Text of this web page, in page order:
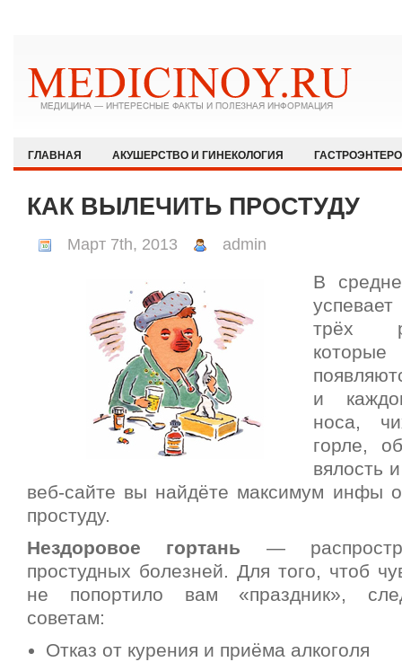
ГЛАВНАЯ АКУШЕРСТВО И ГИНЕКОЛОГИЯ
КАРДИОЛОГИЯ
МЕДИЦИНА И ОБЩЕСТВО
НЕВРОЛОГИЯ
ОФТАЛЬМОЛОГИЯ
ПЕДИАТРИЯ
ПСИХИАТРИЯ И
РЕВМАТОЛОГИЯ И НЕФРОЛОГИЯ
ЭКСТРЕННАЯ МЕДИЦИНА ЭНДОКРИНОЛОГИЯ
КАК ВЫЛЕЧИТЬ ПРОСТУДУ
Март 7th, 2013 admin
В
трёх
и
носа,
горле,
вялость
веб-сайте вы найдёте максимум инфы
простуду.
Нездоровое гортань —
простудных болезней. Для того, чтоб
не попортило вам «праздник»,
советам:
Отказ от курения и приёма алкоголя